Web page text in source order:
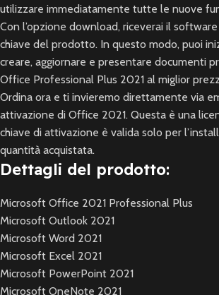
utilizzare immediatamente tutte le nuove
Con l’opzione download, riceverai il
chiave del prodotto. In questo modo, puoi
creare, aggiornare e presentare documenti
Office Professional Plus 2021 al miglior
Ordina ora e ti invieremo direttamente via
attivazione di Office 2021. Questa è una
chiave di attivazione è valida solo per
quantità acquistata.
Dettagli del prodotto:
Microsoft Office 2021 Professional Plus
Microsoft Outlook 2021
Microsoft Word 2021
Microsoft Excel 2021
Microsoft PowerPoint 2021
Microsoft OneNote 2021